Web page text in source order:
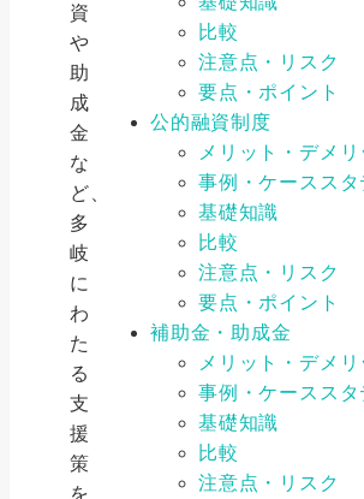
資
や
助
成
金
な
ど、
多
岐
に
わ
た
る
支
援
策
を
比較
注意点・リスク
要点・ポイント
公的融資制度
メリット・デメリ
事例・ケーススタ
基礎知識
比較
注意点・リスク
要点・ポイント
補助金・助成金
メリット・デメリ
事例・ケーススタ
基礎知識
比較
注意点・リスク